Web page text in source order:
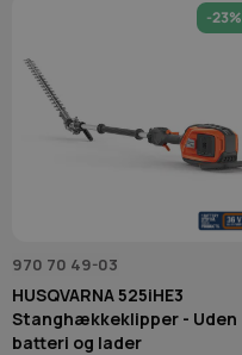
-23%
970 70 49-03
HUSQVARNA 525iHE3
Stanghækkeklipper - Uden
batteri og lader